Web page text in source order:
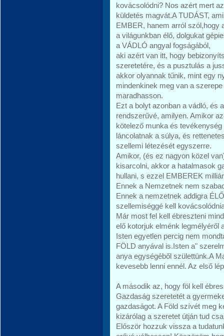
kovácsolódni? Nos azért mert
küldetés magvát.A TUDÁST,
EMBER, hanem arról szól,hogy
a világunkban élő, dolgukat
a VÁDLÓ angyal fogságából,
aki azért van itt, hogy
szeretetére, és a pusztulás a
akkor olyannak tűnik, mint egy
mindenkinek meg van a
maradhasson.
Ezt a bolyt azonban a vádló, és
rendszerűvé, amilyen. Amikor
kötelező munka és
láncolatnak a súlya, és
szellemi létezését egyszerre.
Amikor, (és ez nagyon közel
kisarcolni, akkor a hatalmasok
hullani, s ezzel EMBEREK
Ennek a Nemzetnek nem
Ennek a nemzetnek addigra
szellemiséggé kell
Már most fel kell ébreszteni
elő kotorjuk elménk legmélyéről
Isten egyetlen percig nem
FÖLD anyával is.Isten a"
anya egységéből születtünk.A
kevesebb lenni ennél. Az első
A második az, hogy föl kell
Gazdaság szeretetét a
gazdaságot. A Föld szívét meg
kizárólag a szeretet útján tud
Először hozzuk vissza a